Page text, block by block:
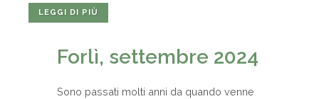
LEGGI DI PIÙ
Forlì, settembre 2024
Sono passati molti anni da quando venne